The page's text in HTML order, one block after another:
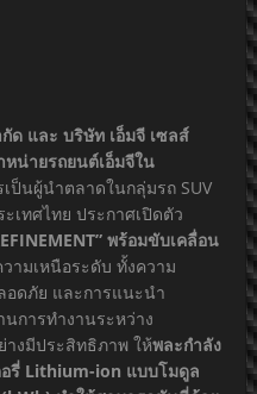
ด และ บริษัท เอ็มจี เซลส์
หน่ายรถยนต์เอ็มจีใน
นผู้นำตลาดในกลุ่มรถ SUV
เทศไทย ประกาศเปิดตัว
พร้อมขับเคลื่อน
ามเหนือระดับ ทั้งความ
อดภัย และการแนะนำ
นการทำงานระหว่าง
างมีประสิทธิภาพ ให้พละกำลัง
อรี่ Lithium-ion แบบโมดูล